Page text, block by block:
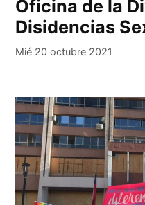
Oficina de la
Disidencias
Mié 20 octubre 2021